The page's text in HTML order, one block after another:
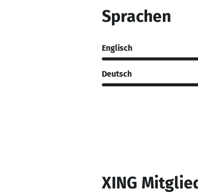
Sprachen
Englisch
Deutsch
XING